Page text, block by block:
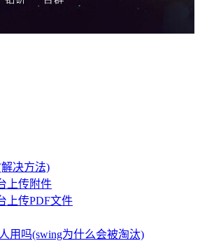
解决方法)
上传附件
上传PDF文件
用吗(swing为什么会被淘汰)